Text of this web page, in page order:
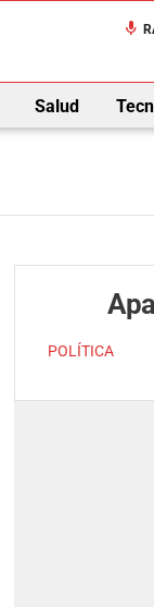
mic
Salud
POLÍTICA